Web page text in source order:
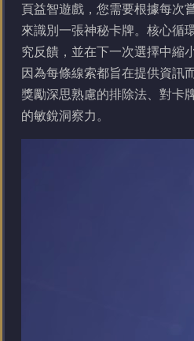
頁益智遊戲，您需要根據每次
來識別一張神秘卡牌。核心循
究反饋，並在下一次選擇中縮
因為每條線索都旨在提供資訊
獎勵深思熟慮的排除法、對卡
的敏銳洞察力。